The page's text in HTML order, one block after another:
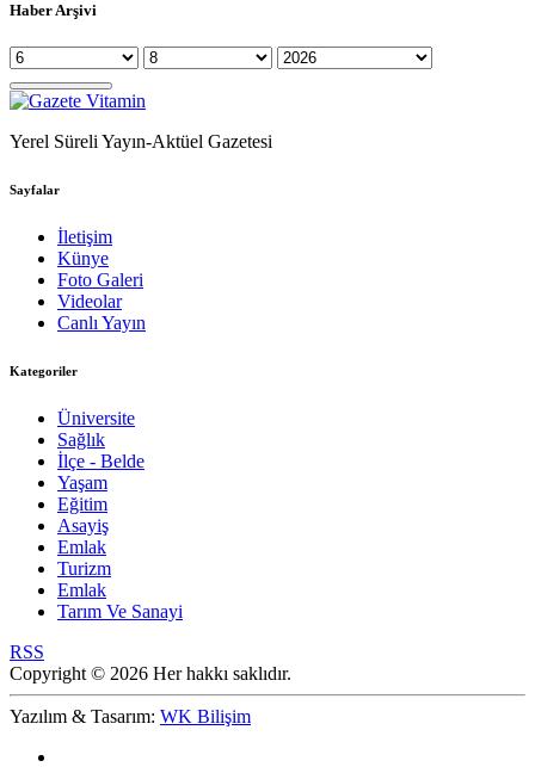
Haber Arşivi
Yerel Süreli Yayın-Aktüel Gazetesi
Sayfalar
İletişim
Künye
Foto Galeri
Videolar
Canlı Yayın
Kategoriler
Üniversite
Sağlık
İlçe - Belde
Yaşam
Eğitim
Asayiş
Emlak
Turizm
Emlak
Tarım Ve Sanayi
RSS
Copyright © 2026 Her hakkı saklıdır.
Yazılım & Tasarım: WK Bilişim